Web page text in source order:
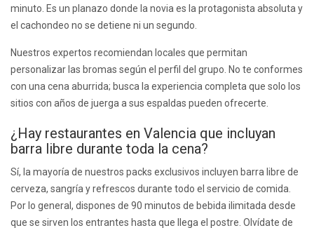
minuto. Es un planazo donde la novia es la protagonista absoluta y
el cachondeo no se detiene ni un segundo.
Nuestros expertos recomiendan locales que permitan
personalizar las bromas según el perfil del grupo. No te conformes
con una cena aburrida; busca la experiencia completa que solo los
sitios con años de juerga a sus espaldas pueden ofrecerte.
¿Hay restaurantes en Valencia que incluyan
barra libre durante toda la cena?
Sí, la mayoría de nuestros packs exclusivos incluyen barra libre de
cerveza, sangría y refrescos durante todo el servicio de comida.
Por lo general, dispones de 90 minutos de bebida ilimitada desde
que se sirven los entrantes hasta que llega el postre. Olvídate de